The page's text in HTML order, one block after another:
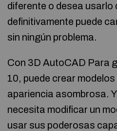
diferente o desea usarlo
definitivamente puede
sin ningún problema.
Con 3D AutoCAD Para
10, puede crear
apariencia asombrosa.
necesita modificar un
usar sus poderosas